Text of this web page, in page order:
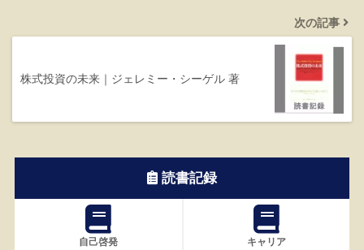
次の記事
株式投資の未来｜ジェレミー・シーゲル 著
読書記録
自己啓発 キャリア